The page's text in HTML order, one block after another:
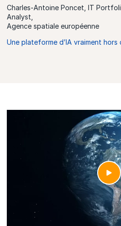
Charles-Antoine Poncet, IT
Analyst,
Agence spatiale européenne
Une plateforme d’IA vraiment hors